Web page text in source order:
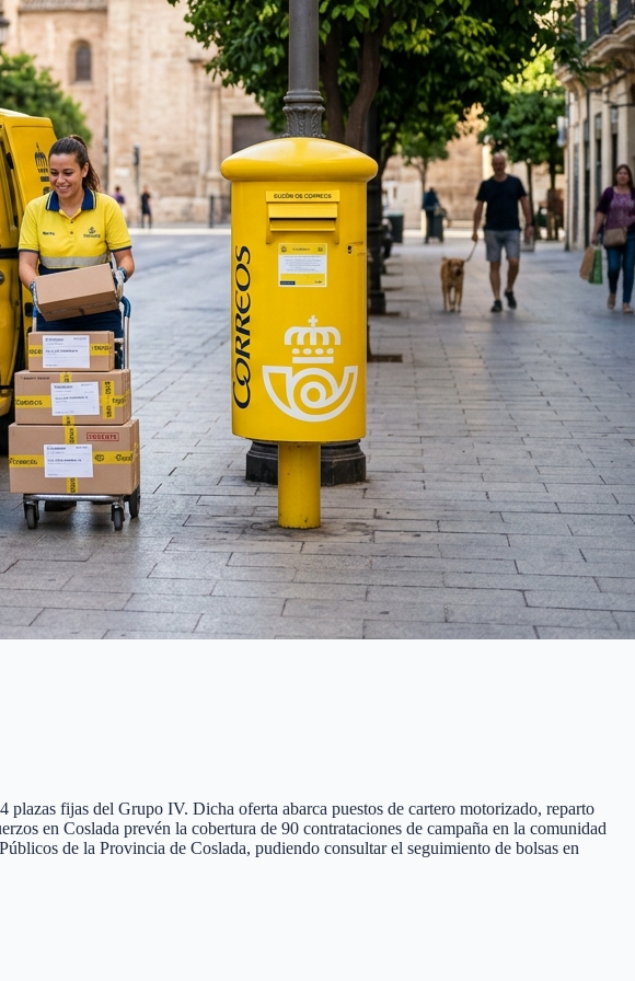
fijas del Grupo IV. Dicha oferta abarca puestos de cartero motorizado, reparto
en Coslada prevén la cobertura de 90 contrataciones de campaña en la comunidad
de la Provincia de Coslada, pudiendo consultar el seguimiento de bolsas en